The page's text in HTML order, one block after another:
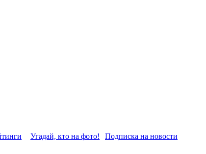
Угадай, кто на фото! Подписка на новости